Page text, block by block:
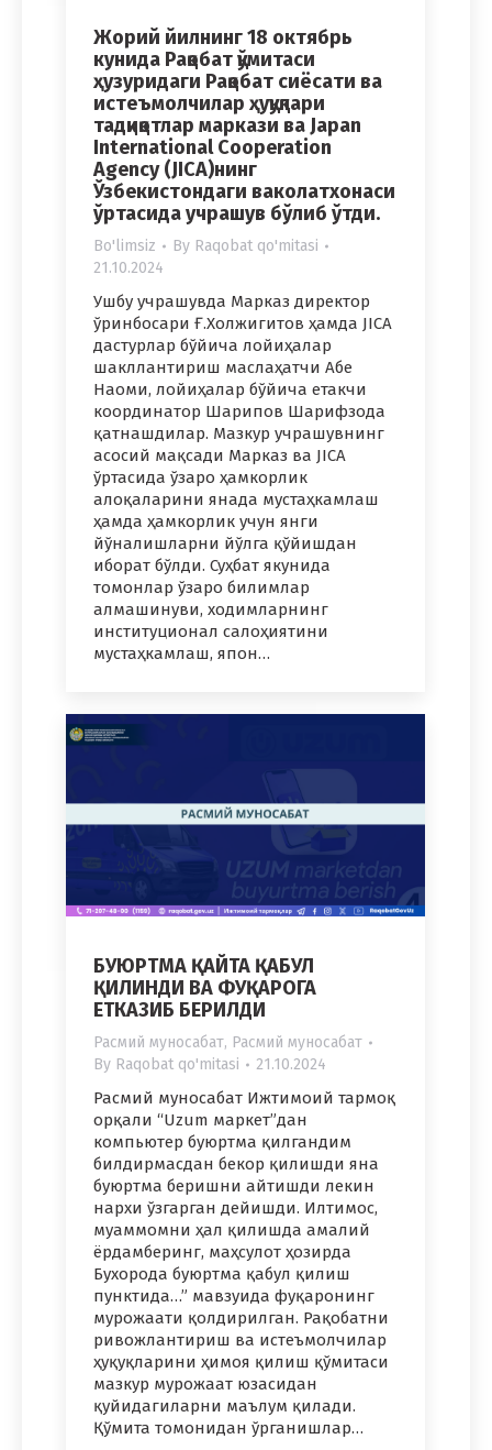
Жорий йилнинг 18 октябрь
кунида Рақобат қўмитаси
ҳузуридаги Рақобат сиёсати ва
истеъмолчилар ҳуқуқлари
тадқиқотлар маркази ва Japan
International Cooperation
Agency (JICA)нинг
Ўзбекистондаги ваколатхонаси
ўртасида учрашув бўлиб ўтди.
Bo'limsiz By Raqobat qo'mitasi
21.10.2024
Ушбу учрашувда Марказ директор
ўринбосари Ғ.Холжигитов ҳамда JICA
дастурлар бўйича лойиҳалар
шакллантириш маслаҳатчи Абе
Наоми, лойиҳалар бўйича етакчи
координатор Шарипов Шарифзода
қатнашдилар. Мазкур учрашувнинг
асосий мақсади Марказ ва JICA
ўртасида ўзаро ҳамкорлик
алоқаларини янада мустаҳкамлаш
ҳамда ҳамкорлик учун янги
йўналишларни йўлга қўйишдан
иборат бўлди. Суҳбат якунида
томонлар ўзаро билимлар
алмашинуви, ходимларнинг
институционал салоҳиятини
мустаҳкамлаш, япон…
БУЮРТМА ҚАЙТА ҚАБУЛ
ҚИЛИНДИ ВА ФУҚАРОГА
ЕТКАЗИБ БЕРИЛДИ
Расмий муносабат, Расмий муносабат
By Raqobat qo'mitasi 21.10.2024
Расмий муносабат Ижтимоий тармоқ
орқали “Uzum маркет”дан
компьютер буюртма қилгандим
билдирмасдан бекор қилишди яна
буюртма беришни айтишди лекин
нархи ўзгарган дейишди. Илтимос,
муаммомни ҳал қилишда амалий
ёрдамберинг, маҳсулот ҳозирда
Бухорода буюртма қабул қилиш
пунктида…” мавзуида фуқаронинг
мурожаати қолдирилган. Рақобатни
ривожлантириш ва истеъмолчилар
ҳуқуқларини ҳимоя қилиш қўмитаси
мазкур мурожаат юзасидан
қуйидагиларни маълум қилади.
Қўмита томонидан ўрганишлар…